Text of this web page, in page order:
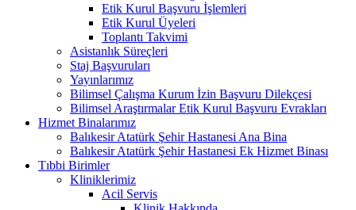
Etik Kurul Başvuru İşlemleri
Etik Kurul Üyeleri
Toplantı Takvimi
Asistanlık Süreçleri
Staj Başvuruları
Yayınlarımız
Bilimsel Çalışma Kurum İzin Başvuru Dilekçesi
Bilimsel Araştırmalar Etik Kurul Başvuru Evrakları
Hizmet Binalarımız
Balıkesir Atatürk Şehir Hastanesi Ana Bina
Balıkesir Atatürk Şehir Hastanesi Ek Hizmet Binası
Tıbbi Birimler
Kliniklerimiz
Acil Servis